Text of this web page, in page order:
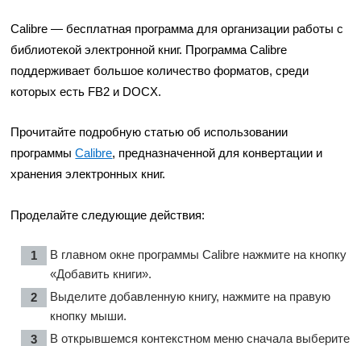
Calibre — бесплатная программа для организации работы с
библиотекой электронной книг. Программа Calibre
поддерживает большое количество форматов, среди
которых есть FB2 и DOCX.
Прочитайте подробную статью об использовании
программыCalibre, предназначенной для конвертации и
хранения электронных книг.
Проделайте следующие действия:
В главном окне программы Calibre нажмите на кнопку
«Добавить книги».
Выделите добавленную книгу, нажмите на правую
кнопку мыши.
В открывшемся контекстном меню сначала выберите